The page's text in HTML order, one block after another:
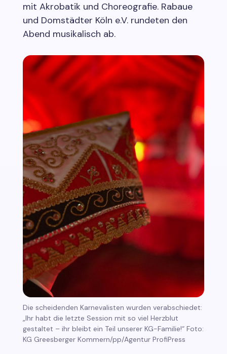
mit Akrobatik und Choreografie. Rabaue
und Domstädter Köln e.V. rundeten den
Abend musikalisch ab.
Die scheidenden Karnevalisten wurden verabschiedet:
„Ihr habt die letzte Session mit so viel Herzblut
gestaltet – ihr bleibt ein Teil unserer KG-Familie!“ Foto:
KG Greesberger Kommern/pp/Agentur ProfiPress